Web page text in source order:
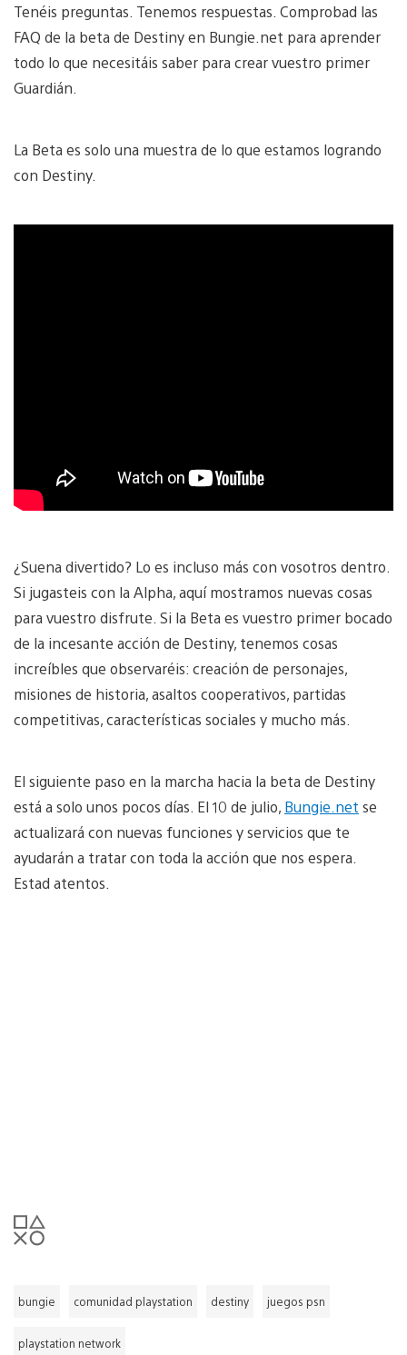
Tenéis preguntas. Tenemos respuestas. Comprobad las
FAQ de la beta de Destiny en Bungie.net para aprender
todo lo que necesitáis saber para crear vuestro primer
Guardián.
La Beta es solo una muestra de lo que estamos logrando
con Destiny.
¿Suena divertido? Lo es incluso más con vosotros dentro.
Si jugasteis con la Alpha, aquí mostramos nuevas cosas
para vuestro disfrute. Si la Beta es vuestro primer bocado
de la incesante acción de Destiny, tenemos cosas
increíbles que observaréis: creación de personajes,
misiones de historia, asaltos cooperativos, partidas
competitivas, características sociales y mucho más.
El siguiente paso en la marcha hacia la beta de Destiny
está a solo unos pocos días. El 10 de julio, Bungie.net se
actualizará con nuevas funciones y servicios que te
ayudarán a tratar con toda la acción que nos espera.
Estad atentos.
bungie comunidad playstation destiny juegos psn
playstation network